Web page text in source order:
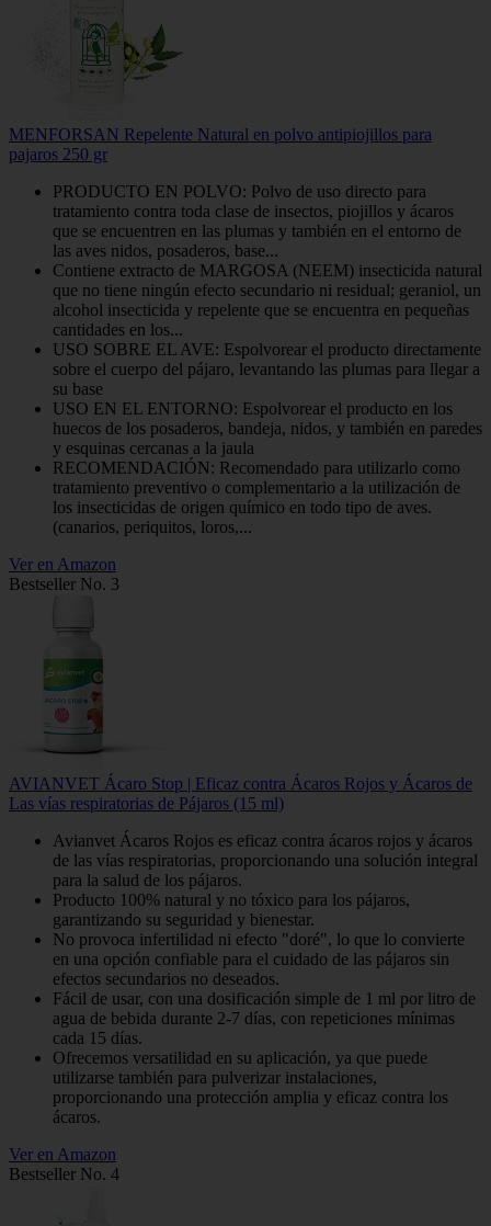
MENFORSAN Repelente Natural en polvo antipiojillos para
pajaros 250 gr
PRODUCTO EN POLVO: Polvo de uso directo para
tratamiento contra toda clase de insectos, piojillos y ácaros
que se encuentren en las plumas y también en el entorno de
las aves nidos, posaderos, base...
Contiene extracto de MARGOSA (NEEM) insecticida natural
que no tiene ningún efecto secundario ni residual; geraniol, un
alcohol insecticida y repelente que se encuentra en pequeñas
cantidades en los...
USO SOBRE EL AVE: Espolvorear el producto directamente
sobre el cuerpo del pájaro, levantando las plumas para llegar a
su base
USO EN EL ENTORNO: Espolvorear el producto en los
huecos de los posaderos, bandeja, nidos, y también en paredes
y esquinas cercanas a la jaula
RECOMENDACIÓN: Recomendado para utilizarlo como
tratamiento preventivo o complementario a la utilización de
los insecticidas de origen químico en todo tipo de aves.
(canarios, periquitos, loros,...
Ver en Amazon
Bestseller No. 3
AVIANVET Ácaro Stop | Eficaz contra Ácaros Rojos y Ácaros de
Las vías respiratorias de Pájaros (15 ml)
Avianvet Ácaros Rojos es eficaz contra ácaros rojos y ácaros
de las vías respiratorias, proporcionando una solución integral
para la salud de los pájaros.
Producto 100% natural y no tóxico para los pájaros,
garantizando su seguridad y bienestar.
No provoca infertilidad ni efecto "doré", lo que lo convierte
en una opción confiable para el cuidado de las pájaros sin
efectos secundarios no deseados.
Fácil de usar, con una dosificación simple de 1 ml por litro de
agua de bebida durante 2-7 días, con repeticiones mínimas
cada 15 días.
Ofrecemos versatilidad en su aplicación, ya que puede
utilizarse también para pulverizar instalaciones,
proporcionando una protección amplia y eficaz contra los
ácaros.
Ver en Amazon
Bestseller No. 4